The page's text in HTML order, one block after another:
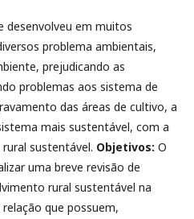
desenvolveu em muitos
problema ambientais,
prejudicando as
problemas aos sistema de
das áreas de cultivo, a
mais sustentável, com a
sustentável. Objetivos: O
uma breve revisão de
rural sustentável na
que possuem,